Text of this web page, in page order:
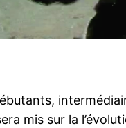
mis sur la